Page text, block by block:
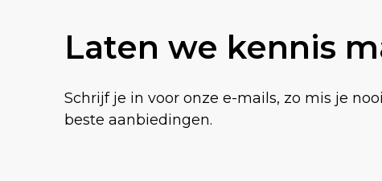
Laten we kennis
Schrijf je in voor onze e-mails, zo mis je
beste aanbiedingen.